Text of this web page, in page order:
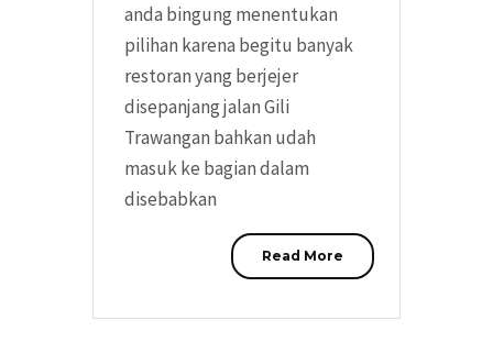
anda bingung menentukan
pilihan karena begitu banyak
restoran yang berjejer
disepanjang jalan Gili
Trawangan bahkan udah
masuk ke bagian dalam
disebabkan
Read More